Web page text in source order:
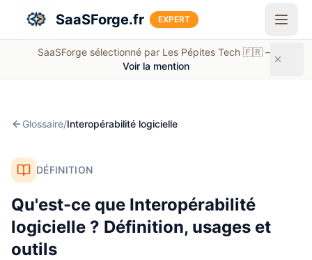
Aller au contenu principal
SaaSForge.fr EXPERT
SaaSForge sélectionné par Les Pépites Tech 🇫🇷 —
Voir la mention
Glossaire/Interopérabilité logicielle
DÉFINITION
Qu'est-ce que Interopérabilité
logicielle ? Définition, usages et
outils